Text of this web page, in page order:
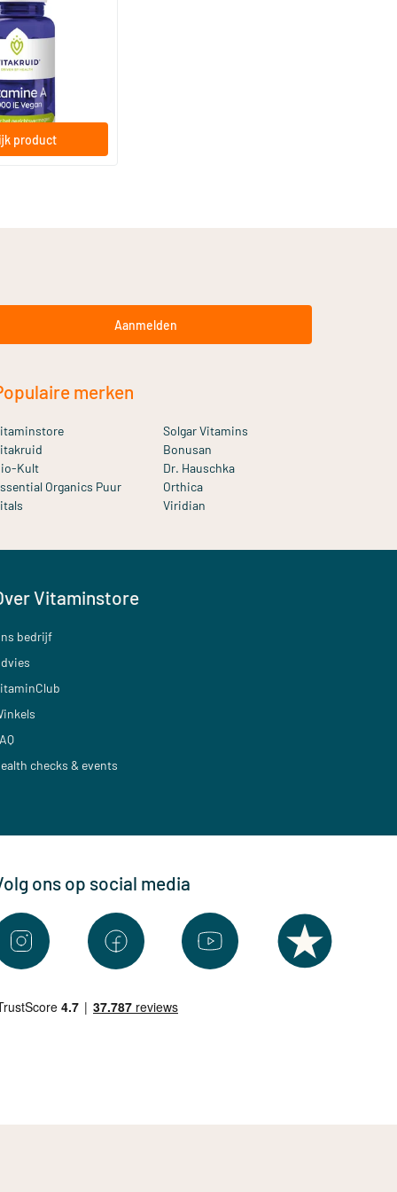
A 4000 IE
capsules
product
Aanmelden
merken
Solgar Vitamins
Bonusan
Kult
Dr. Hauschka
Organics Puur
Orthica
Viridian
Vitaminstore
bedrijf
checks & events
ons op social media